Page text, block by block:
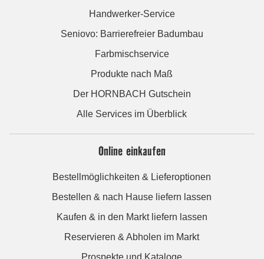
Handwerker-Service
Seniovo: Barrierefreier Badumbau
Farbmischservice
Produkte nach Maß
Der HORNBACH Gutschein
Alle Services im Überblick
Online einkaufen
Bestellmöglichkeiten & Lieferoptionen
Bestellen & nach Hause liefern lassen
Kaufen & in den Markt liefern lassen
Reservieren & Abholen im Markt